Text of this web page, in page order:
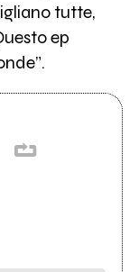
tutte,
ep